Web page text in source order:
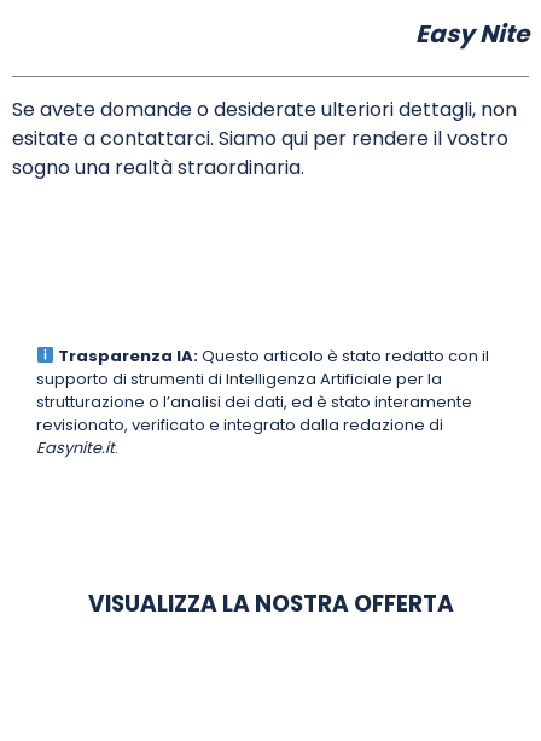
Easy Nite
Se avete domande o desiderate ulteriori dettagli, non
esitate a contattarci. Siamo qui per rendere il vostro
sogno una realtà straordinaria.
Trasparenza IA:Questo articolo è stato redatto con il
supporto di strumenti di Intelligenza Artificiale per la
strutturazione o l’analisi dei dati, ed è stato interamente
revisionato, verificato e integrato dalla redazione di
Easynite.it.
VISUALIZZA LA NOSTRA OFFERTA